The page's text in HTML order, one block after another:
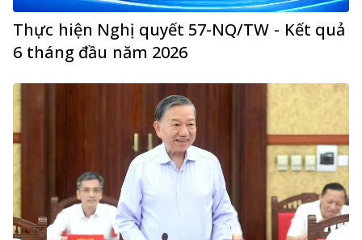
Thực hiện Nghị quyết 57-NQ/TW - Kết quả
6 tháng đầu năm 2026